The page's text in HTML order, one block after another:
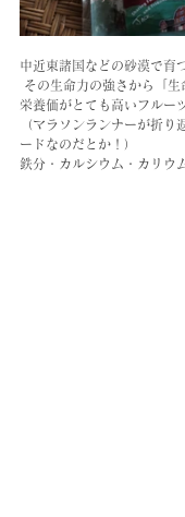
中近東諸国などの砂漠で育
その生命力の強さから「
栄養価がとても高いフルー
（マラソンランナーが折り
ードなのだとか！）
鉄分・カルシウム・カリウ